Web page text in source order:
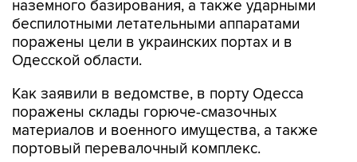
наземного базирования, а также ударными
беспилотными летательными аппаратами
поражены цели в украинских портах и в
Одесской области.
Как заявили в ведомстве, в порту Одесса
поражены склады горюче-смазочных
материалов и военного имущества, а также
портовый перевалочный комплекс.